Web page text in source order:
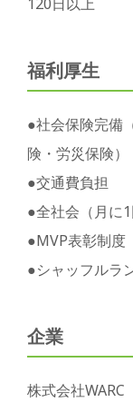
120日以上
福利厚生
●社会保険完備
険・労災保険）
●交通費負担
●全社会（月に1
●MVP表彰制度
●シャッフルラ
企業
株式会社WARC